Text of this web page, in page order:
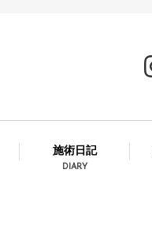
施術日記
DIARY